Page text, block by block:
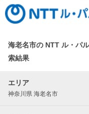
海老名市の NTT ル・パ
索結果
エリア
神奈川県 海老名市